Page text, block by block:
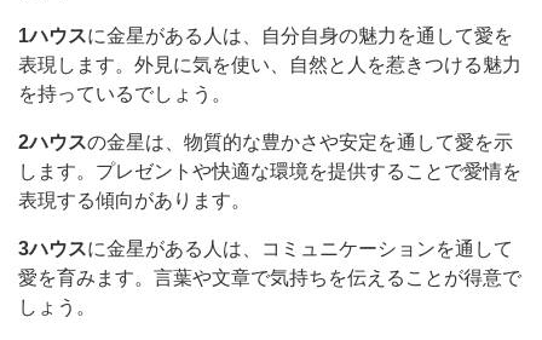
1ハウスに金星がある人は、自分自身の魅力を通して愛を
表現します。外見に気を使い、自然と人を惹きつける魅力
を持っているでしょう。
2ハウスの金星は、物質的な豊かさや安定を通して愛を示
します。プレゼントや快適な環境を提供することで愛情を
表現する傾向があります。
3ハウスに金星がある人は、コミュニケーションを通して
愛を育みます。言葉や文章で気持ちを伝えることが得意で
しょう。